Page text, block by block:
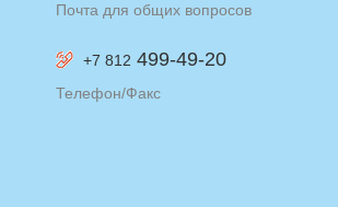
Почта для общих вопросов
+7 812 499-49-20
Телефон/Факс